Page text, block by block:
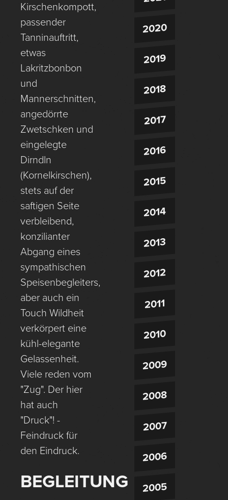
Kirschenkompott,
passender
Tanninauftritt,
etwas
Lakritzbonbon
und
Mannerschnitten,
angedörrte
Zwetschken und
eingelegte
Dirndln
(Kornelkirschen),
stets auf der
saftigen Seite
verbleibend,
konzilianter
Abgang eines
sympathischen
Speisenbegleiters,
aber auch ein
Touch Wildheit
verkörpert eine
kühl-elegante
Gelassenheit.
Viele reden vom
"Zug". Der hier
hat auch
"Druck"! -
Feindruck für
den Eindruck.
BEGLEITUNG
2020
2019
2018
2017
2016
2015
2014
2013
2012
2011
2010
2009
2008
2007
2006
2005